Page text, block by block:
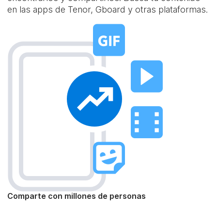
en las apps de Tenor, Gboard y otras plataformas.
Comparte con millones de personas